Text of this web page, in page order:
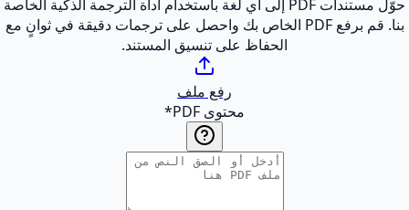
حوّل مستندات PDF إلى أي لغة باستخدام أداة الترجمة الذكية الخاصة
بنا. قم برفع PDF الخاص بك واحصل على ترجمات دقيقة في ثوانٍ مع
الحفاظ على تنسيق المستند.
رفع ملف
محتوى PDF
*